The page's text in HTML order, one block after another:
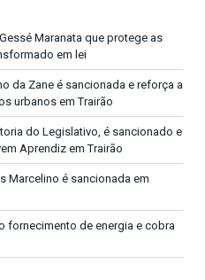
Maranata que protege as
em lei
da Zane é sancionada e reforça a
urbanos em Trairão
do Legislativo, é sancionado e
Aprendiz em Trairão
Marcelino é sancionada em
fornecimento de energia e cobra